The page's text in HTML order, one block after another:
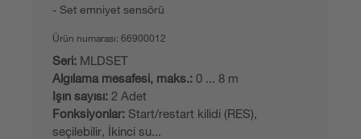
Set emniyet sensörü
Ürün numarası: 66900012
Seri: MLDSET
Algılama mesafesi, maks.: 0 ... 8 m
Işın sayısı: 2 Adet
Fonksiyonlar: Start/restart kilidi (RES),
seçilebilir, İkinci su...